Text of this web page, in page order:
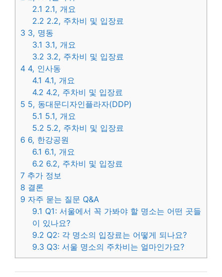
2.1 2.1, 개요
2.2 2.2, 주차비 및 입장료
3 3, 명동
3.1 3.1, 개요
3.2 3.2, 주차비 및 입장료
4 4, 인사동
4.1 4.1, 개요
4.2 4.2, 주차비 및 입장료
5 5, 동대문디자인플라자(DDP)
5.1 5.1, 개요
5.2 5.2, 주차비 및 입장료
6 6, 한강공원
6.1 6.1, 개요
6.2 6.2, 주차비 및 입장료
7 추가 정보
8 결론
9 자주 묻는 질문 Q&A
9.1 Q1: 서울에서 꼭 가봐야 할 명소는 어떤 곳들
이 있나요?
9.2 Q2: 각 명소의 입장료는 어떻게 되나요?
9.3 Q3: 서울 명소의 주차비는 얼마인가요?